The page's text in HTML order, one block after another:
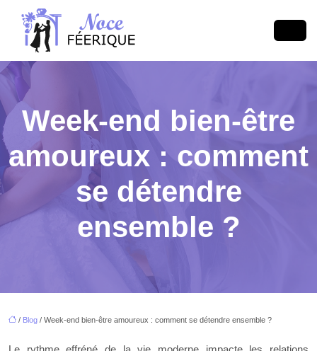
Week-end bien-être
amoureux : comment
se détendre
ensemble ?
/ Blog / Week-end bien-être amoureux : comment se détendre ensemble ?